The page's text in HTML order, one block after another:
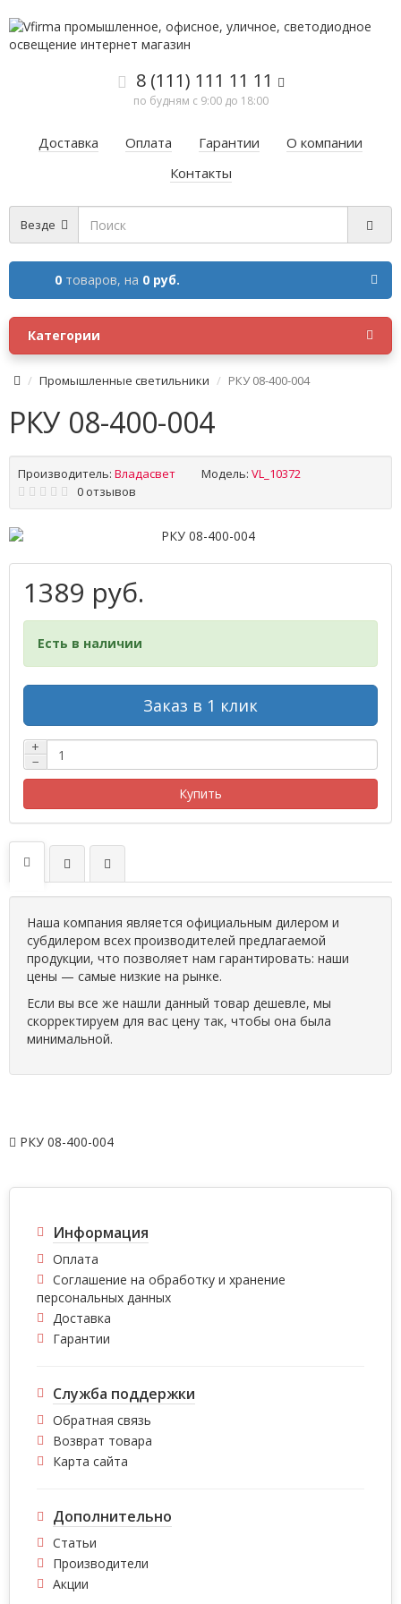
8 (111) 111 11 11
по будням с 9:00 до 18:00
Доставка Оплата Гарантии
О компании
Контакты
Везде
0 товаров, на 0 руб.
Категории
Промышленные светильники РКУ 08-400-004
РКУ 08-400-004
Производитель: Владасвет Модель: VL_10372
0 отзывов
1389 руб.
Есть в наличии
Заказ в 1 клик
+
−
Купить
Наша компания является официальным дилером и
субдилером всех производителей предлагаемой
продукции, что позволяет нам гарантировать: наши
цены — самые низкие на рынке.
Если вы все же нашли данный товар дешевле, мы
скорректируем для вас цену так, чтобы она была
минимальной.
РКУ 08-400-004
Информация
Оплата
Соглашение на обработку и хранение
персональных данных
Доставка
Гарантии
Служба поддержки
Обратная связь
Возврат товара
Карта сайта
Дополнительно
Статьи
Производители
Акции